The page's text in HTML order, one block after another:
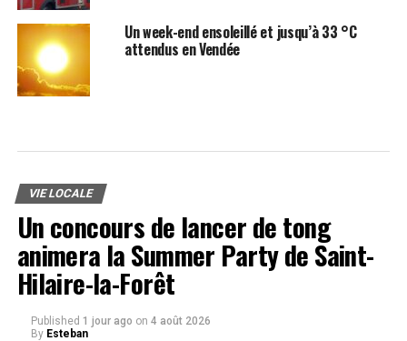
Un week-end ensoleillé et jusqu’à 33 °C
attendus en Vendée
VIE LOCALE
Un concours de lancer de tong
animera la Summer Party de Saint-
Hilaire-la-Forêt
Published 1 jour ago on 4 août 2026
By Esteban